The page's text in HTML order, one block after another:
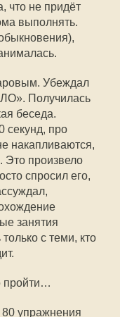
что не придёт
выполнять.
Убеждал
Получилась
беседа.
секунд, про
накапливаются,
Это произвело
спросил его,
занятия
с теми, кто
пройти…
упражнения